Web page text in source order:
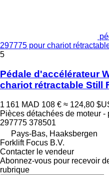
297775 pour chariot
5
Pédale d'accélérateur
chariot rétractable Still
1 161 MAD 108 € ≈ 124,80
Pièces détachées de moteur
297775 378501
Pays-Bas, Haaksbergen
Forklift Focus B.V.
Contacter le vendeur
Abonnez-vous pour recevoir
rubrique